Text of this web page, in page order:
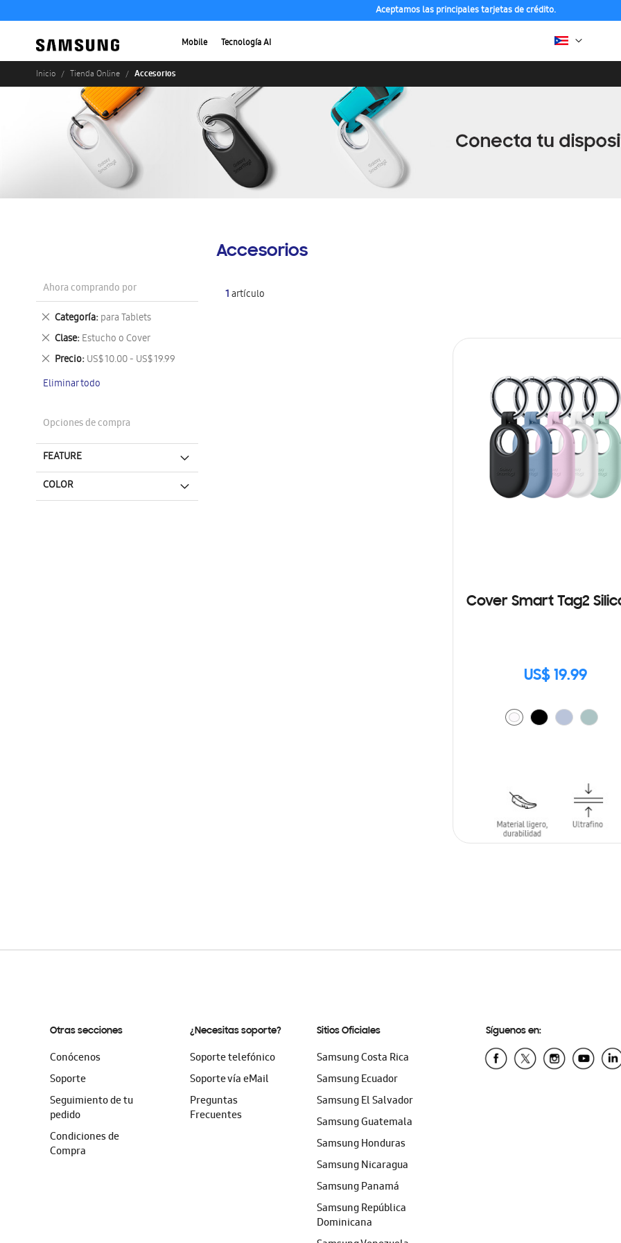
Aceptamos las principales tarjetas de crédito.
Mobile Tecnología AI
Inicio Tienda Online Accesorios
Accesorios
1artículo
Cover Smart Tag2
US$ 19.99
Ahora comprando por
Categoría para Tablets
Eliminar
este
artículo
Clase Estucho o Cover
Eliminar
este
artículo
Precio US$ 10.00 - US$ 19.99
Eliminar
artículo
Eliminar todo
Opciones de compra
FEATURE
COLOR
Otras secciones
Conócenos
Soporte
Seguimiento de tu
pedido
Condiciones de
Compra
¿Necesitas soporte?
Soporte telefónico
Soporte vía eMail
Preguntas
Frecuentes
Sitios Oficiales
Samsung Costa Rica
Samsung Ecuador
Samsung El Salvador
Samsung Guatemala
Samsung Honduras
Samsung Nicaragua
Samsung Panamá
Samsung República
Dominicana
Síguenos en: